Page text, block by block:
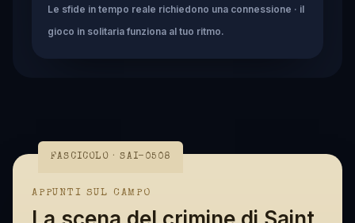
Le sfide in tempo reale richiedono una connessione · il
gioco in solitaria funziona al tuo ritmo.
FASCICOLO · SAI-0508
APPUNTI SUL CAMPO